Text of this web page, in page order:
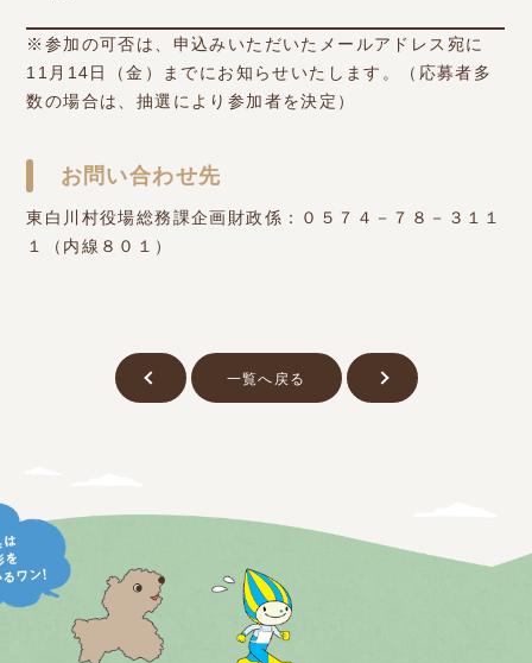
※参加の可否は、申込みいただいたメールアドレス宛に
11月14日（金）までにお知らせいたします。（応募者多
数の場合は、抽選により参加者を決定）
お問い合わせ先
東白川村役場総務課企画財政係：０５７４－７８－３１１
１（内線８０１）
一覧へ戻る